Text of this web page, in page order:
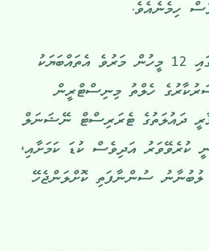
ހިމެނެއެވެ.
އާދީއްތަ ދުވަހުގެ ހަމަލާތަކުގައި 12 މީހުން މަރުވެ އެތައްބަޔަކު
ހެލްތު މިނިސްޓްރީން
ދައުލަތުގެ ޓެރަރިސްޓް ނޭޝަނަލް
އަދިވެސް ކުޑަ ކަމަށާއި،
ލުބުނާނު ސުންނާފަތި ކޮށްލަންޖެހޭ